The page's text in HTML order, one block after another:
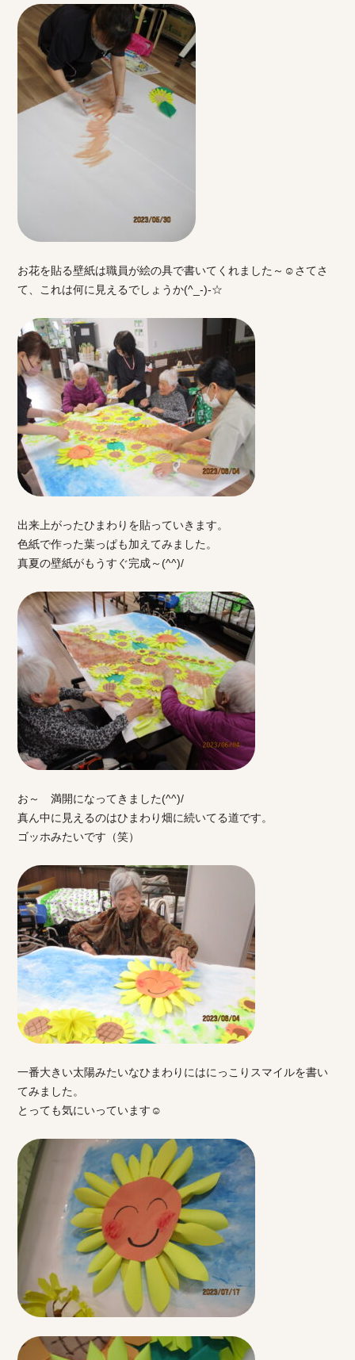
お花を貼る壁紙は職員が絵の具で書いてくれました～☺さてさ
て、これは何に見えるでしょうか(^_-)-☆
出来上がったひまわりを貼っていきます。
色紙で作った葉っぱも加えてみました。
真夏の壁紙がもうすぐ完成～(^^)/
お～ 満開になってきました(^^)/
真ん中に見えるのはひまわり畑に続いてる道です。
ゴッホみたいです（笑）
一番大きい太陽みたいなひまわりにはにっこりスマイルを書い
てみました。
とっても気にいっています☺